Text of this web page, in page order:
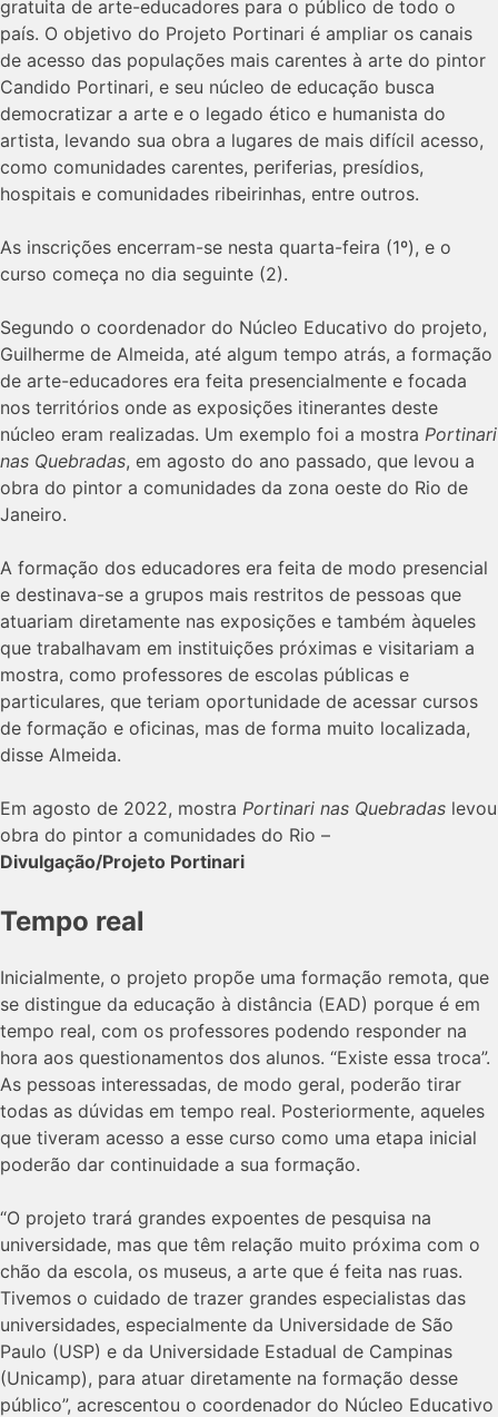
gratuita de arte-educadores para o público de todo o
país. O objetivo do Projeto Portinari é ampliar os canais
de acesso das populações mais carentes à arte do pintor
Candido Portinari, e seu núcleo de educação busca
democratizar a arte e o legado ético e humanista do
artista, levando sua obra a lugares de mais difícil acesso,
como comunidades carentes, periferias, presídios,
hospitais e comunidades ribeirinhas, entre outros.
As inscrições encerram-se nesta quarta-feira (1º), e o
curso começa no dia seguinte (2).
Segundo o coordenador do Núcleo Educativo do projeto,
Guilherme de Almeida, até algum tempo atrás, a formação
de arte-educadores era feita presencialmente e focada
nos territórios onde as exposições itinerantes deste
núcleo eram realizadas. Um exemplo foi a mostra Portinari
nas Quebradas, em agosto do ano passado, que levou a
obra do pintor a comunidades da zona oeste do Rio de
Janeiro.
A formação dos educadores era feita de modo presencial
e destinava-se a grupos mais restritos de pessoas que
atuariam diretamente nas exposições e também àqueles
que trabalhavam em instituições próximas e visitariam a
mostra, como professores de escolas públicas e
particulares, que teriam oportunidade de acessar cursos
de formação e oficinas, mas de forma muito localizada,
disse Almeida.
Em agosto de 2022, mostra Portinari nas Quebradas levou
obra do pintor a comunidades do Rio –
Divulgação/Projeto Portinari
Tempo real
Inicialmente, o projeto propõe uma formação remota, que
se distingue da educação à distância (EAD) porque é em
tempo real, com os professores podendo responder na
hora aos questionamentos dos alunos. “Existe essa troca”.
As pessoas interessadas, de modo geral, poderão tirar
todas as dúvidas em tempo real. Posteriormente, aqueles
que tiveram acesso a esse curso como uma etapa inicial
poderão dar continuidade a sua formação.
“O projeto trará grandes expoentes de pesquisa na
universidade, mas que têm relação muito próxima com o
chão da escola, os museus, a arte que é feita nas ruas.
Tivemos o cuidado de trazer grandes especialistas das
universidades, especialmente da Universidade de São
Paulo (USP) e da Universidade Estadual de Campinas
(Unicamp), para atuar diretamente na formação desse
público”, acrescentou o coordenador do Núcleo Educativo